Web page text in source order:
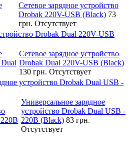
Сетевое зарядное устройство
Drobak 220V-USB (Black) 73
грн. Отсутствует
Drobak Dual 220V-USB
Сетевое зарядное устройство
Drobak Dual 220V-USB (Black)
130 грн. Отсутствует
устройство Drobak Dual USB -
Универсальное зарядное
устройство Drobak Dual USB -
220В (Black) 83 грн.
Отсутствует